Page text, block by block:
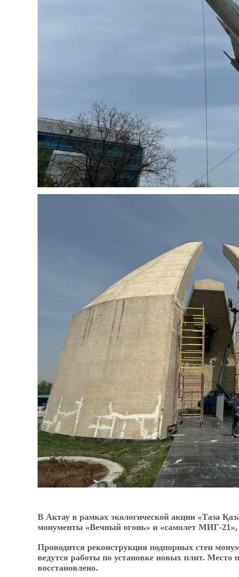
В Актау в рамках экологической акции «Таза
монументы «Вечный огонь» и «самолет МИГ-21»,
Проводится реконструкция подпорных стен
ведутся работы по установке новых плит. Место
восстановлено.